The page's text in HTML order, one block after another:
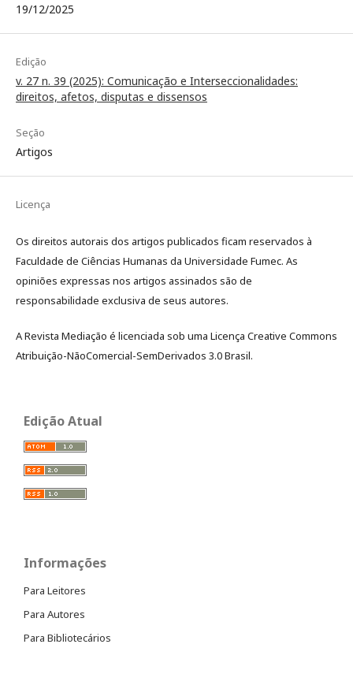
19/12/2025
Edição
v. 27 n. 39 (2025): Comunicação e Interseccionalidades:
direitos, afetos, disputas e dissensos
Seção
Artigos
Licença
Os direitos autorais dos artigos publicados ficam reservados à
Faculdade de Ciências Humanas da Universidade Fumec. As
opiniões expressas nos artigos assinados são de
responsabilidade exclusiva de seus autores.
A Revista Mediação é licenciada sob uma Licença Creative Commons
Atribuição-NãoComercial-SemDerivados 3.0 Brasil.
Edição Atual
Informações
Para Leitores
Para Autores
Para Bibliotecários